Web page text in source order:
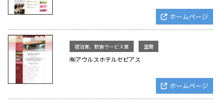
ホームページ
宿泊業、飲食サービス業 室蘭
㈲アウルスホテルセピアス
ホームページ